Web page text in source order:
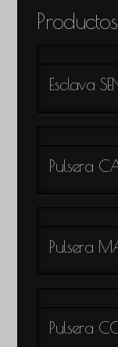
Esclava
Pulsera
Pulsera
Pulsera